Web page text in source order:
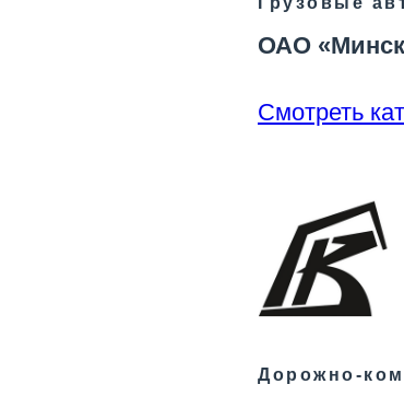
ОАО
Смотреть
Дорожно-